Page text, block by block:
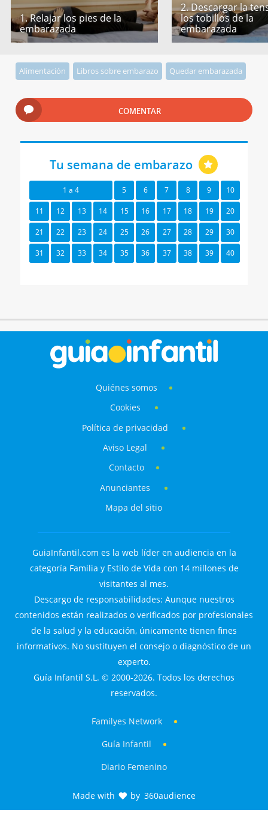
1. Relajar los pies de la
embarazada
2. Descargar la
los tobillos de la
embarazada
Alimentación Libros sobre embarazo Quedar embarazada
COMENTAR
Tu semana de embarazo
1 a 4 5 6 7 8 9 10
11 12 13 14 15 16 17 18 19 20
21 22 23 24 25 26 27 28 29 30
31 32 33 34 35 36 37 38 39 40
Quiénes somos
Cookies
Política de privacidad
Aviso Legal
Contacto
Anunciantes
Mapa del sitio
GuiaInfantil.com es la web líder en audiencia en la
categoría Familia y Estilo de Vida con 14 millones de
visitantes al mes.
Descargo de responsabilidades: Aunque nuestros
contenidos están realizados o verificados por profesionales
de la salud y la educación, únicamente tienen fines
informativos. No sustituyen el consejo o diagnóstico de un
experto.
Guía Infantil S.L. © 2000-2026. Todos los derechos
reservados.
Familyes Network
Guía Infantil
Diario Femenino
Made with by 360audience